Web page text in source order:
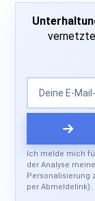
Ich melde mich
der Analyse
Personalisierung
per Abmeldelink).